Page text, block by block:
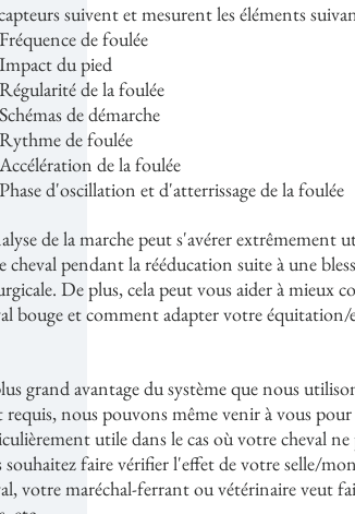
suivent et mesurent les éléments
Fréquence de foulée
Impact du pied
Régularité de la foulée
Schémas de démarche
Rythme de foulée
Accélération de la foulée
Phase d'oscillation et d'atterrissage de la foulée
de la marche peut s'avérer extrêmement
cheval pendant la rééducation suite à une
De plus, cela peut vous aider à mieux
bouge et comment adapter votre
grand avantage du système que nous
requis, nous pouvons même venir à vous
utile dans le cas où votre cheval
souhaitez faire vérifier l'effet de votre selle/
votre maréchal-ferrant ou vétérinaire veut